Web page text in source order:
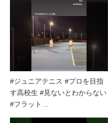
#ジュニアテニス #プロを目指
す高校生 #見ないとわからない
#フラット…